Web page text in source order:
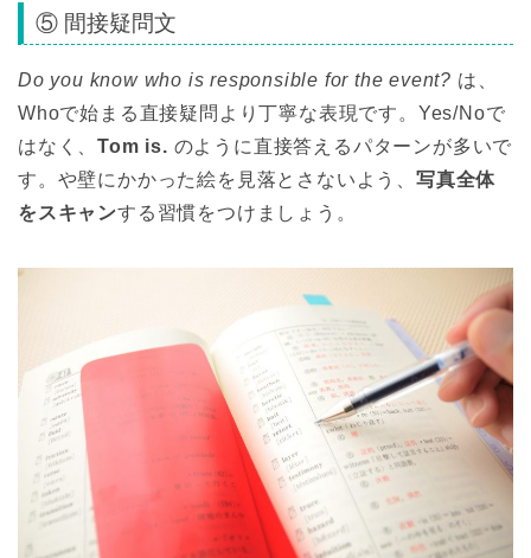
⑤ 間接疑問文
Do you know who is responsible for the event? は、
Whoで始まる直接疑問より丁寧な表現です。Yes/Noで
はなく、Tom is. のように直接答えるパターンが多いで
す。や壁にかかった絵を見落とさないよう、 写真全体
をスキャンする習慣をつけましょう。